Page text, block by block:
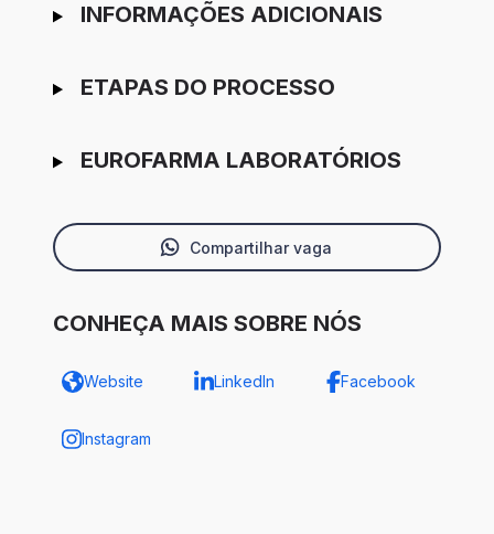
INFORMAÇÕES ADICIONAIS
ETAPAS DO PROCESSO
EUROFARMA LABORATÓRIOS
Compartilhar vaga
CONHEÇA MAIS SOBRE NÓS
Website LinkedIn Facebook
Instagram